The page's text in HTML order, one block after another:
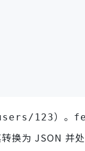
123）。
换为 JSON 并